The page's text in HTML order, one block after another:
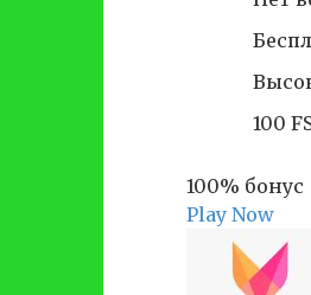
100
100% бонус
Play Now